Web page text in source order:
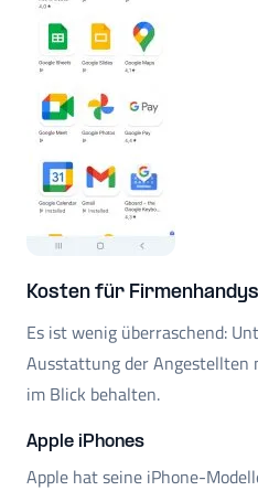
Kosten für
Es ist wenig überraschend:
Ausstattung der Angestellten
im Blick behalten.
Apple iPhones
Apple hat seine iPhone-